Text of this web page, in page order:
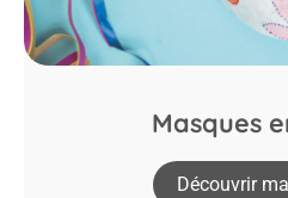
Masques
Découvrir